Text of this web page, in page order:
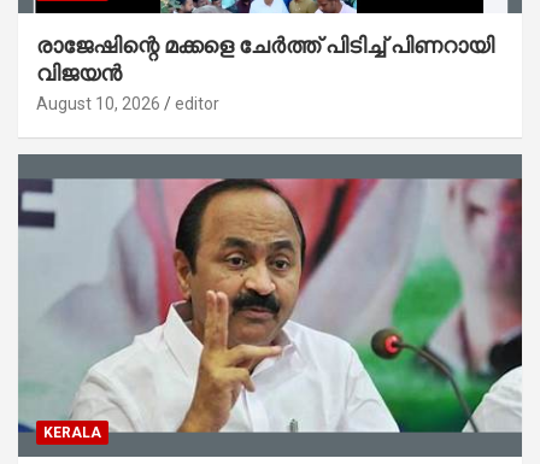
രാജേഷിന്റെ മക്കളെ ചേർത്ത് പിടിച്ച് പിണറായി
വിജയൻ
August 10, 2026 editor
KERALA